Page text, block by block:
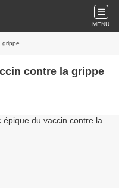
MENU
grippe
contre la grippe